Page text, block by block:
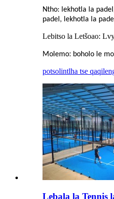
Ntho: lekhotla la
padel, lekhotla la
Lebitso la Letšoao:
Molemo: boholo le
potsolintlha tse
Lebala la Tennis